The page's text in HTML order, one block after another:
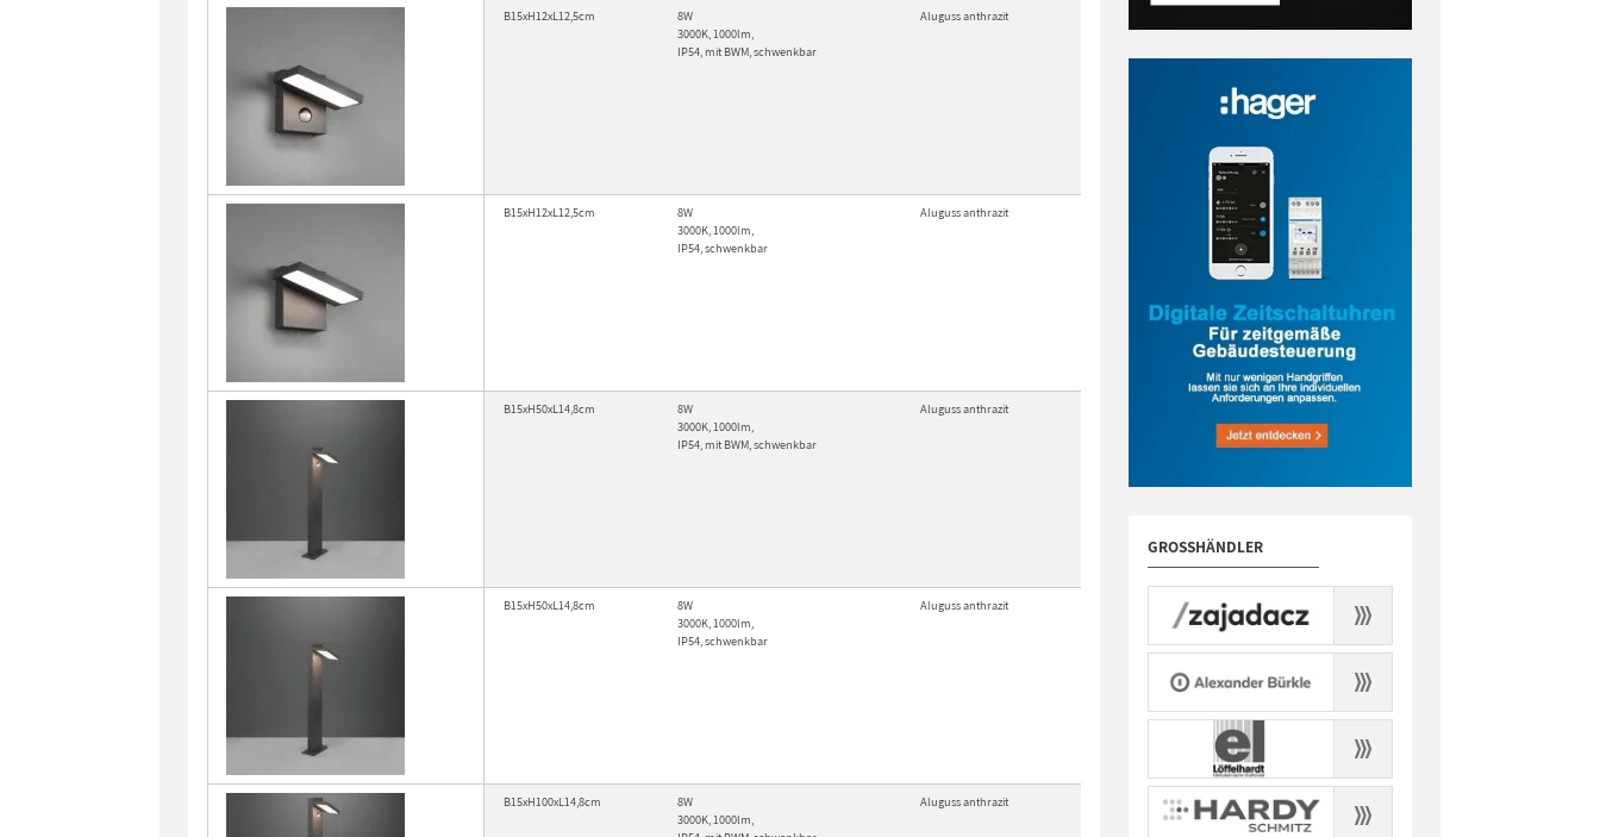
B15xH12xL12,5cm
8W
3000K, 1000lm,
IP54, mit BWM, schwenkbar
Alugussanthrazit
B15xH12xL12,5cm
8W
3000K, 1000lm,
IP54, schwenkbar
Alugussanthrazit
B15xH50xL14,8cm
8W
3000K, 1000lm,
IP54, mit BWM, schwenkbar
Alugussanthrazit
B15xH50xL14,8cm
8W
3000K, 1000lm,
IP54, schwenkbar
Alugussanthrazit
B15xH100xL14,8cm
8W
3000K, 1000lm,
Alugussanthrazit
GROSSHÄNDLER